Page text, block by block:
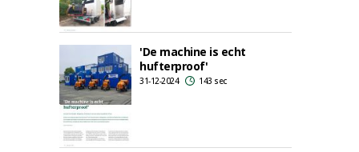
'De machine is echt
hufterproof'
31-12-2024 143 sec